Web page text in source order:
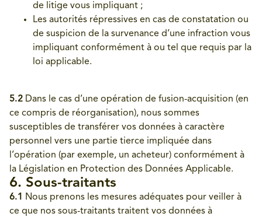
de litige vous impliquant ;
Les autorités répressives en cas de constatation ou
de suspicion de la survenance d’une infraction vous
impliquant conformément à ou tel que requis par la
loi applicable.
5.2 Dans le cas d’une opération de fusion-acquisition (en
ce compris de réorganisation), nous sommes
susceptibles de transférer vos données à caractère
personnel vers une partie tierce impliquée dans
l’opération (par exemple, un acheteur) conformément à
la Législation en Protection des Données Applicable.
6. Sous-traitants
6.1
Nous prenons les mesures adéquates pour veiller à
ce que nos sous-traitants traitent vos données à